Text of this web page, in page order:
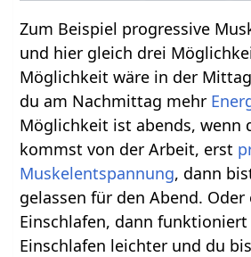
Zum Beispiel progressive
und hier gleich drei
Möglichkeit wäre in der
du am Nachmittag mehr
Möglichkeit ist abends, wenn
kommst von der Arbeit, erst
Muskelentspannung, dann
gelassen für den Abend. Oder
Einschlafen, dann
Einschlafen leichter und du